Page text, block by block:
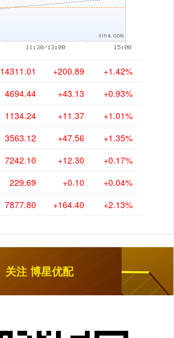
14311.01 +200.89 +1.42%
4694.44 +43.13 +0.93%
1134.24 +11.37 +1.01%
3563.12 +47.56 +1.35%
7242.10 +12.30 +0.17%
229.69 +0.10 +0.04%
7877.80 +164.40 +2.13%
关注 博星优配